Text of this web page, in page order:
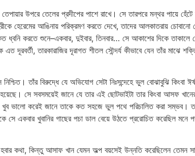
উপরে তেলের প্রদীপের পাশে রাখে। সে তারপরে মন্থর পায়ে
হেরেমের আঙিনায় পরিক্রমণ করতে দেখে, তাদের আলকাতরায়
ধ্বনি করতে শুনে–একবার, দুইবার, তিনবার… সে আকাশের দিকে
এত দূরবর্তী, তারকারাজির দূরাগত শীতল সৌন্দর্য কীভাবে যেন তাঁর
তাঁর বিরুদ্ধে যে অভিযোগ সেটা নিঃসন্দেহে ভুল বোঝাবুঝি কিংবা
সে সবসময়েই জানে যে তার এই ছোটভাইটা তার কিংবা আসফ
খুব ভালো করেই জানে তাকে কত সহজে ভুল পথে পরিচালিত করা সম্ভব।
একবার খুবানির গাছের পচা ডাল বেয়ে উঠতে প্ররোচিত করেছিল
কথা, কিন্তু আসাফ খান যেমন অল্প বয়সেই উন্নতি করেছিলেন তেমন